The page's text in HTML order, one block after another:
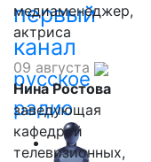
первый
канал
русское
радио
медиаменеджер,
актриса
09 августа
Нина Ростова
заведующая
кафедрой
телевизионных,